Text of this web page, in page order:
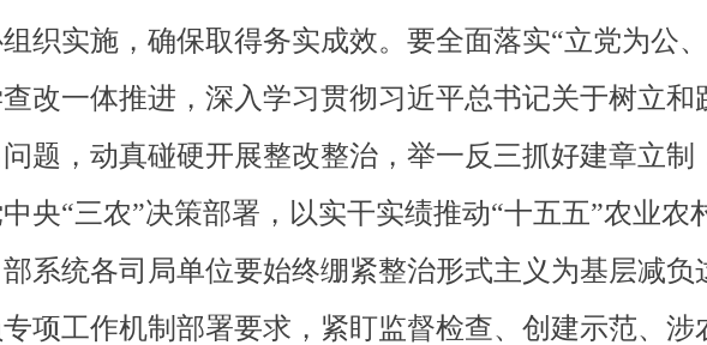
织实施，确保取得务实成效。要全面落实“立党为公
改一体推进，深入学习贯彻习近平总书记关于树立
题，动真碰硬开展整改整治，举一反三抓好建章立
央“三农”决策部署，以实干实绩推动“十五五”农业农
统各司局单位要始终绷紧整治形式主义为基层减负
项工作机制部署要求，紧盯监督检查、创建示范、